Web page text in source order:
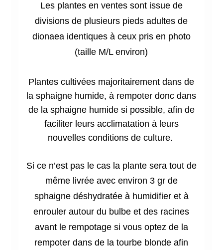
Les plantes en ventes sont issue de
divisions de plusieurs pieds adultes de
dionaea identiques à ceux pris en photo
(taille M/L environ)
Plantes cultivées majoritairement dans de
la sphaigne humide, à rempoter donc dans
de la sphaigne humide si possible, afin de
faciliter leurs acclimatation à leurs
nouvelles conditions de culture.
Si ce n’est pas le cas la plante sera tout de
même livrée avec environ 3 gr de
sphaigne déshydratée à humidifier et à
enrouler autour du bulbe et des racines
avant le rempotage si vous optez de la
rempoter dans de la tourbe blonde afin